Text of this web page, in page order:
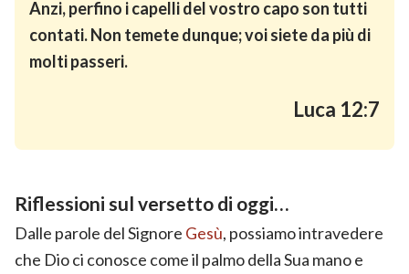
Anzi, perfino i capelli del vostro capo son tutti
contati. Non temete dunque; voi siete da più di
molti passeri.
Luca 12:7
Riflessioni sul versetto di oggi…
Dalle parole del Signore Gesù, possiamo intravedere
che Dio ci conosce come il palmo della Sua mano e